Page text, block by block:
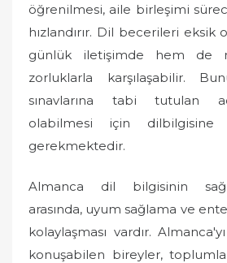
öğrenilmesi, aile birleşimi
hızlandırır. Dil becerileri eksik
günlük iletişimde hem de
zorluklarla karşılaşabilir.
sınavlarına tabi tutulan
olabilmesi için dilbilgisine
gerekmektedir.
Almanca dil bilgisinin
arasında, uyum sağlama ve
kolaylaşması vardır.
konuşabilen bireyler,